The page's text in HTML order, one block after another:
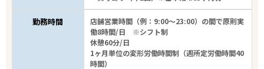
勤務時間
店舗営業時間（例：9:00～23:00）の間で原則実
働8時間/日 ※シフト制
休憩60分/日
1ヶ月単位の変形労働時間制（週所定労働時間40
時間）